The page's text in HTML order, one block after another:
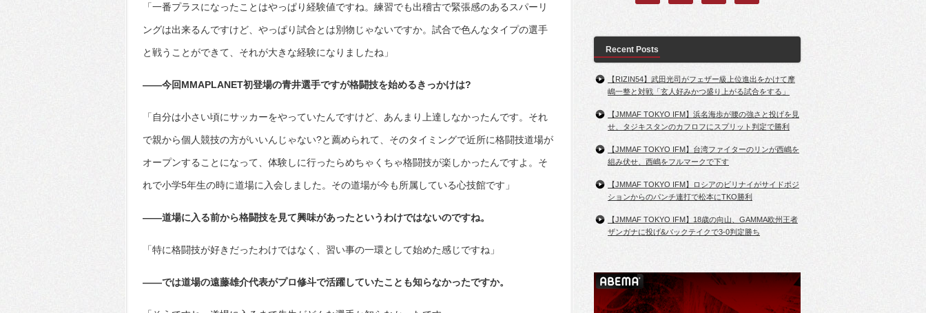
「一番プラスになったことはやっぱり経験値ですね。練習でも出稽古で緊張感のあるスパーリ
ングは出来るんですけど、やっぱり試合とは別物じゃないですか。試合で色んなタイプの選手
と戦うことができて、それが大きな経験になりましたね」
――今回MMAPLANET初登場の青井選手ですが格闘技を始めるきっかけは?
「自分は小さい頃にサッカーをやっていたんですけど、あんまり上達しなかったんです。それ
で親から個人競技の方がいいんじゃない?と薦められて、そのタイミングで近所に格闘技道場が
オープンすることになって、体験しに行ったらめちゃくちゃ格闘技が楽しかったんですよ。そ
れで小学5年生の時に道場に入会しました。その道場が今も所属している心技館です」
――道場に入る前から格闘技を見て興味があったというわけではないのですね。
「特に格闘技が好きだったわけではなく、習い事の一環として始めた感じですね」
――では道場の遠藤雄介代表がプロ修斗で活躍していたことも知らなかったですか。
Recent Posts
【RIZIN54】武田光司がフェザー級上位進出をかけて摩
嶋一整と対戦「玄人好みかつ盛り上がる試合をする」
【JMMAF TOKYO IFM】浜名海歩が腰の強さと投げを見
せ、タジキスタンのカフロフにスプリット判定で勝利
【JMMAF TOKYO IFM】台湾ファイターのリンが西嶋を
組み伏せ、西嶋をフルマークで下す
【JMMAF TOKYO IFM】ロシアのビリナイがサイドポジ
ションからのパンチ連打で松本にTKO勝利
【JMMAF TOKYO IFM】18歳の向山、GAMMA欧州王者
ザンガナに投げ&バックテイクで3-0判定勝ち